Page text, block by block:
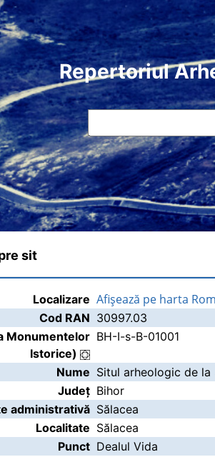
Repertoriul
sit
Localizare Afişează pe harta
Cod RAN 30997.03
Monumentelor
Istorice)
BH-I-s-B-01001
Nume Situl arheologic de la
Județ Bihor
administrativă Sălacea
Localitate Sălacea
Punct Dealul Vida